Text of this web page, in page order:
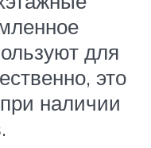
для
это
наличии